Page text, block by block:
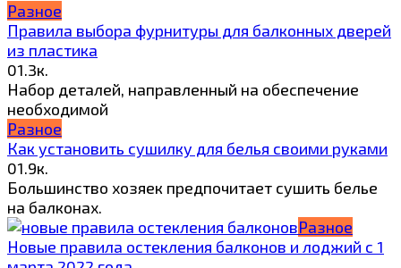
Разное
Правила выбора фурнитуры для балконных дверей
из пластика
01.3к.
Набор деталей, направленный на обеспечение
необходимой
Разное
Как установить сушилку для белья своими руками
01.9к.
Большинство хозяек предпочитает сушить белье
на балконах.
Разное
Новые правила остекления балконов и лоджий с 1